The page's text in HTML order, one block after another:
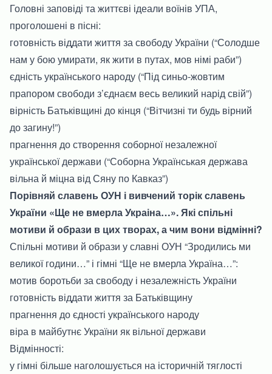
Головні заповіді та життєві ідеали воїнів УПА,
проголошені в пісні:
готовність віддати життя за свободу України (“Солодше
нам у бою умирати, як жити в путах, мов німі раби”)
єдність українського народу (“Під синьо-жовтим
прапором свободи з’єднаєм весь великий нарід свій”)
вірність Батьківщині до кінця (“Вітчизні ти будь вірний
до загину!”)
прагнення до створення соборної незалежної
української держави (“Соборна Українськая держава
вільна й міцна від Сяну по Кавказ”)
Порівняй славень ОУН і вивчений торік славень
України «Ще не вмерла Украіна…». Які спільні
мотиви й образи в цих творах, а чим вони відмінні?
Спільні мотиви й образи у славні ОУН “Зродились ми
великої години…” і гімні “Ще не вмерла Україна…”:
мотив боротьби за свободу і незалежність України
готовність віддати життя за Батьківщину
прагнення до єдності українського народу
віра в майбутнє України як вільної держави
Відмінності:
у гімні більше наголошується на історичній тяглості